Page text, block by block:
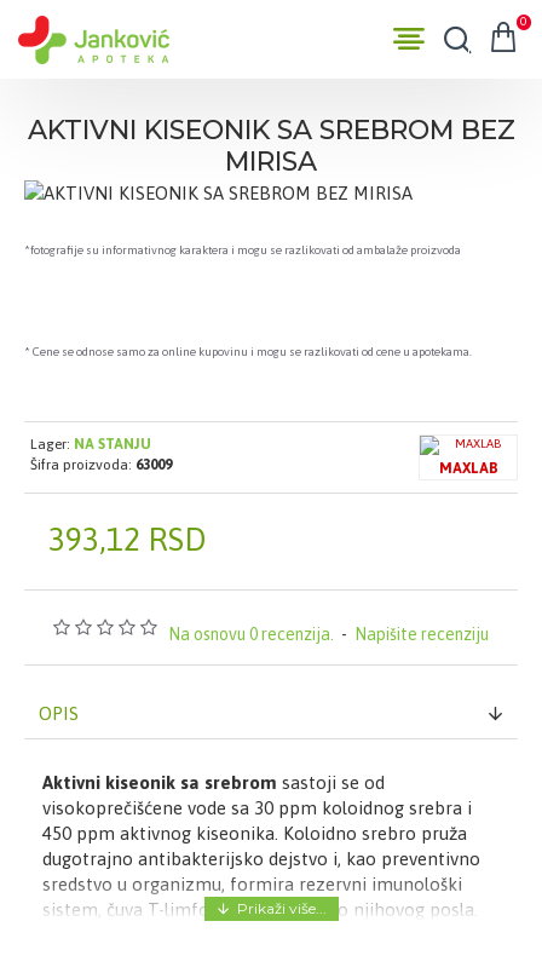
0
AKTIVNI KISEONIK SA SREBROM BEZ
MIRISA
*fotografije su informativnog karaktera i mogu se razlikovati od ambalaže proizvoda
* Cene se odnose samo za online kupovinu i mogu se razlikovati od cene u apotekama.
Na osnovu 0 recenzija. - Napišite recenziju
393,12 RSD
Lager: NA STANJU
Šifra proizvoda: 63009 MAXLAB
OPIS
Aktivni kiseonik sa srebrom sastoji se od
visokoprečišćene vode sa 30 ppm koloidnog srebra i
450 ppm aktivnog kiseonika. Koloidno srebro pruža
dugotrajno antibakterijsko dejstvo i, kao preventivno
sredstvo u organizmu, formira rezervni imunološki
sistem, čuva T-limfocite i obavlja deo njihovog posla.